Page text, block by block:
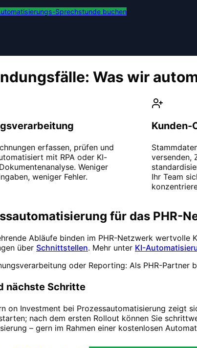
Sprechstunde buchen
Was wir
erfassen, prüfen und
mit RPA oder KI-
Weniger
weniger Fehler.
Kunden-
versenden,
Ihr Team
für das PHR-
Abläufe binden im PHR-Netzwerk wertvolle
über Schnittstellen. Mehr unter KI-
oder Reporting: Als PHR-Partner
nächste Schritte
on Investment bei Prozessautomatisierung zeigt
nach dem ersten Rollout können Sie
– gern im Rahmen einer kostenlosen